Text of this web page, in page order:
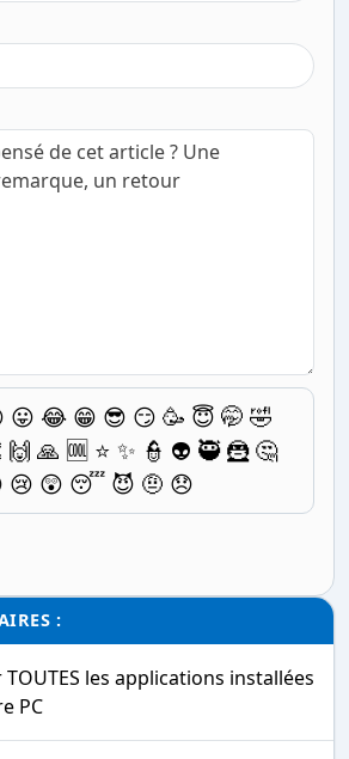
😛 😂 😁 😎 😏 🥳 😇 🤭 🤣
🙌 🙏 🆒 ⭐ ✨ 👮 👽 🥷 🦹 🤔
😢 😲 😴 😈 🤨 😞
:
les applications installées
PC